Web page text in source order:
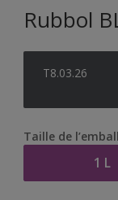
Rubbol
T8.03.26
Taille de
1 L